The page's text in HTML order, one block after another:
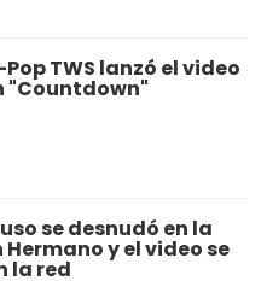
TWS lanzó el video
"Countdown"
se desnudó en la
y el video se
la red